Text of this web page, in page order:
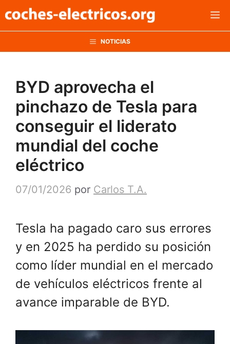
al
NOTICIAS
BYD aprovecha el
pinchazo de Tesla para
conseguir el liderato
mundial del coche
eléctrico
07/01/2026 por Carlos T.A.
Tesla ha pagado caro sus errores
y en 2025 ha perdido su posición
como líder mundial en el mercado
de vehículos eléctricos frente al
avance imparable de BYD.